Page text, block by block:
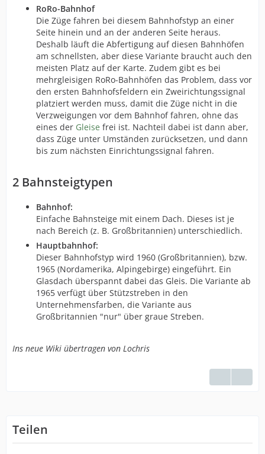
RoRo-Bahnhof
Die Züge fahren bei diesem Bahnhofstyp an einer
Seite hinein und an der anderen Seite heraus.
Deshalb läuft die Abfertigung auf diesen Bahnhöfen
am schnellsten, aber diese Variante braucht auch den
meisten Platz auf der Karte. Zudem gibt es bei
mehrgleisigen RoRo-Bahnhöfen das Problem, dass vor
den ersten Bahnhofsfeldern ein Zweirichtungssignal
platziert werden muss, damit die Züge nicht in die
Verzweigungen vor dem Bahnhof fahren, ohne das
eines der Gleise frei ist. Nachteil dabei ist dann aber,
dass Züge unter Umständen zurücksetzen, und dann
bis zum nächsten Einrichtungssignal fahren.
2 Bahnsteigtypen
Bahnhof:
Einfache Bahnsteige mit einem Dach. Dieses ist je
nach Bereich (z. B. Großbritannien) unterschiedlich.
Hauptbahnhof:
Dieser Bahnhofstyp wird 1960 (Großbritannien), bzw.
1965 (Nordamerika, Alpingebirge) eingeführt. Ein
Glasdach überspannt dabei das Gleis. Die Variante ab
1965 verfügt über Stützstreben in den
Unternehmensfarben, die Variante aus
Großbritannien "nur" über graue Streben.
Ins neue Wiki übertragen von Lochris
Teilen